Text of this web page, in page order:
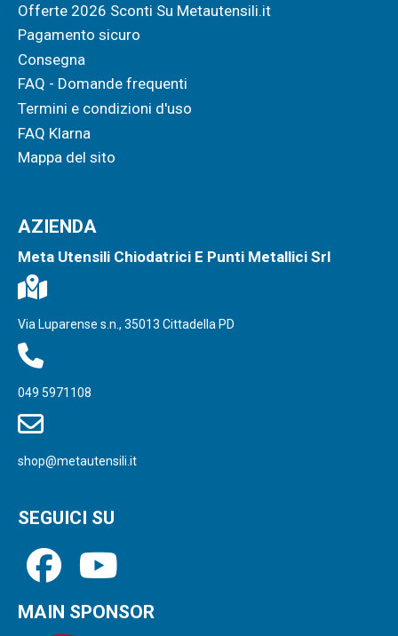
Offerte 2026 Sconti Su Metautensili.it
Pagamento sicuro
Consegna
FAQ - Domande frequenti
Termini e condizioni d'uso
FAQ Klarna
Mappa del sito
AZIENDA
Meta Utensili Chiodatrici E Punti Metallici Srl
Via Luparense s.n., 35013 Cittadella PD
049 5971108
shop@metautensili.it
SEGUICI SU
MAIN SPONSOR